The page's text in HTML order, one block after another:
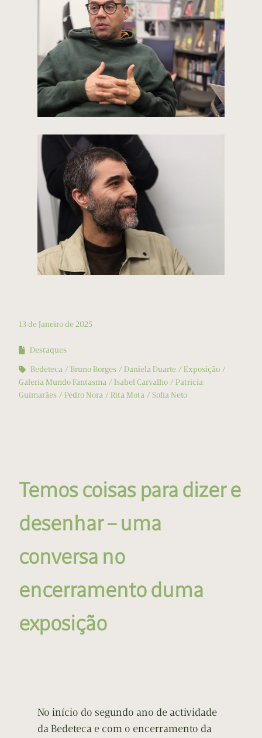
13 de Janeiro de 2025
Destaques
Bedeteca
Bruno Borges Daniela Duarte
Exposição
Galeria Mundo Fantasma
Isabel Carvalho
Patricia
Guimarães
Pedro Nora Rita Mota Sofia Neto
Temos coisas para dizer e
desenhar – uma
conversa no
encerramento duma
exposição
No início do segundo ano de actividade
da Bedeteca e com o encerramento da